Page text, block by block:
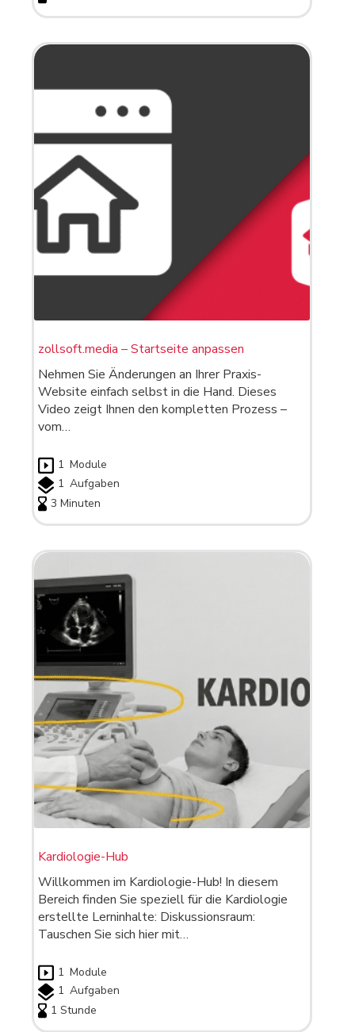
zollsoft.media – Startseite anpassen
Nehmen Sie Änderungen an Ihrer Praxis-
Website einfach selbst in die Hand. Dieses
Video zeigt Ihnen den kompletten Prozess –
vom…
1 Module
1 Aufgaben
3 Minuten
Kardiologie-Hub
Willkommen im Kardiologie-Hub! In diesem
Bereich finden Sie speziell für die Kardiologie
erstellte Lerninhalte: Diskussionsraum:
Tauschen Sie sich hier mit…
1 Module
1 Aufgaben
1 Stunde